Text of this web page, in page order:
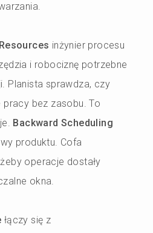
inżynier procesu
i robociznę potrzebne
Planista sprawdza, czy
pracy bez zasobu. To
Backward Scheduling
produktu. Cofa
operacje dostały
okna.
łączy się z